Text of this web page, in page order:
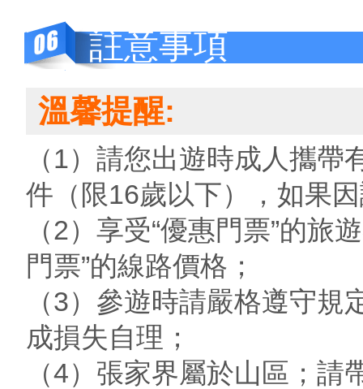
註意事項
溫馨提醒:
（1）請您出遊時成人攜
件（限16歲以下），如果
（2）享受“優惠門票”的旅
門票”的線路價格；
（3）參遊時請嚴格遵守
成損失自理；
（4）張家界屬於山區；